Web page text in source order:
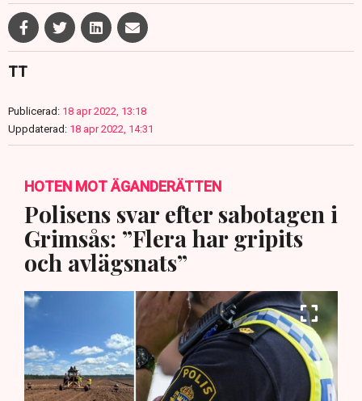
TT
Publicerad: 18 apr 2022, 13:18
Uppdaterad: 18 apr 2022, 14:31
HOTEN MOT ÄGANDERÄTTEN
Polisens svar efter sabotagen i
Grimsås: ”Flera har gripits
och avlägsnats”